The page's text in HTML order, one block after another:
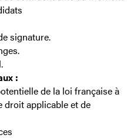
signature.
:
de la loi française à
droit applicable et de